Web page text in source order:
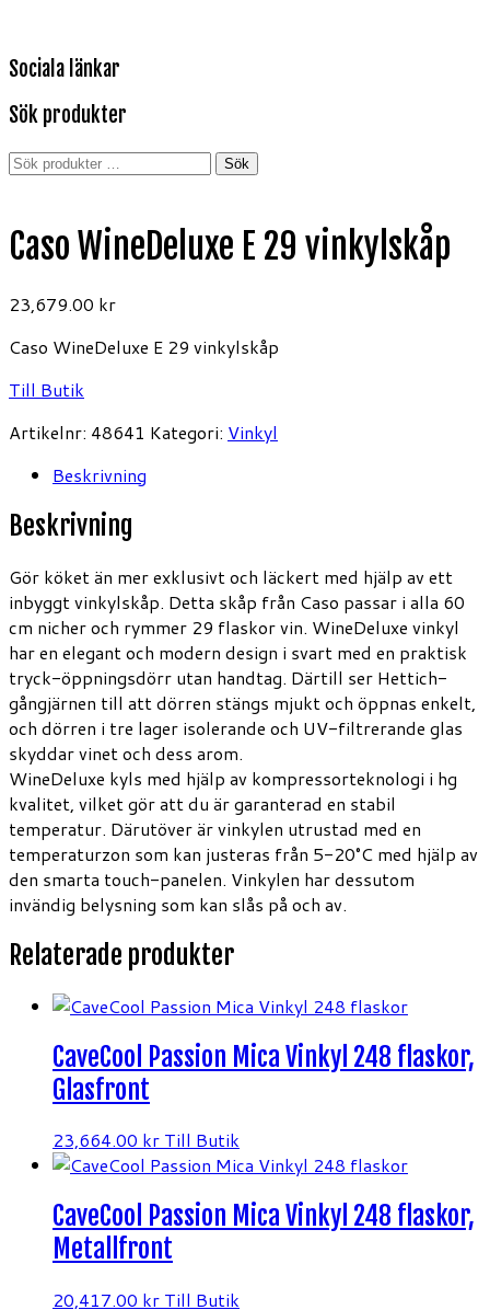
Sociala länkar
Sök produkter
Sök
Sök
Caso WineDeluxe E 29 vinkylskåp
23,679.00 kr
Caso WineDeluxe E 29 vinkylskåp
Till Butik
Artikelnr: 48641 Kategori: Vinkyl
Beskrivning
Beskrivning
Gör köket än mer exklusivt och läckert med hjälp av ett
inbyggt vinkylskåp. Detta skåp från Caso passar i alla 60
cm nicher och rymmer 29 flaskor vin. WineDeluxe vinkyl
har en elegant och modern design i svart med en praktisk
tryck-öppningsdörr utan handtag. Därtill ser Hettich-
gångjärnen till att dörren stängs mjukt och öppnas enkelt,
och dörren i tre lager isolerande och UV-filtrerande glas
skyddar vinet och dess arom.
WineDeluxe kyls med hjälp av kompressorteknologi i hg
kvalitet, vilket gör att du är garanterad en stabil
temperatur. Därutöver är vinkylen utrustad med en
temperaturzon som kan justeras från 5-20°C med hjälp av
den smarta touch-panelen. Vinkylen har dessutom
invändig belysning som kan slås på och av.
Relaterade produkter
CaveCool Passion Mica Vinkyl 248 flaskor,
Glasfront
23,664.00 kr Till Butik
CaveCool Passion Mica Vinkyl 248 flaskor,
Metallfront
20,417.00 kr Till Butik